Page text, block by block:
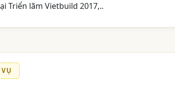
Triển lãm Vietbuild 2017,..